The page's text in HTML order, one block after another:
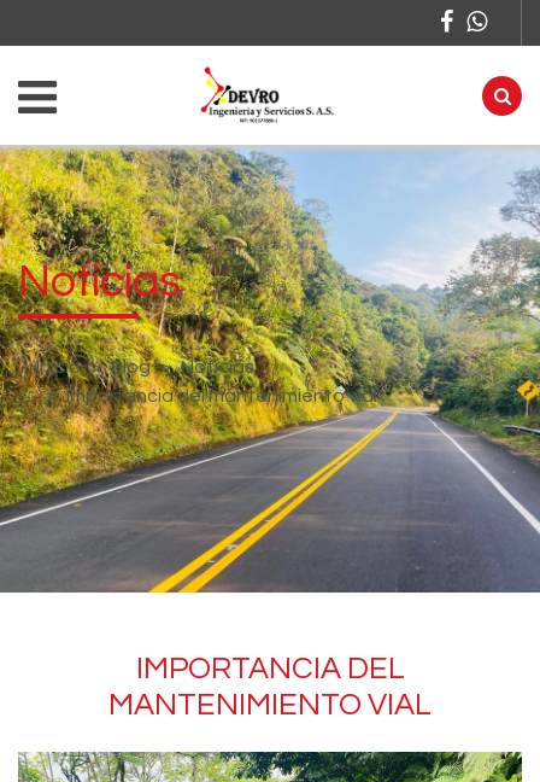
Noticias
Inicio Blog
Noticias
Importancia del mantenimiento vial
IMPORTANCIA DEL
MANTENIMIENTO VIAL